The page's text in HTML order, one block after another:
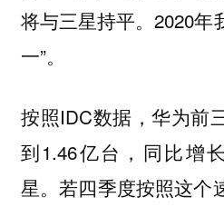
将与三星持平。2020年
一”。
按照IDC数据，华为前
到1.46亿台，同比增
星。若四季度按照这个